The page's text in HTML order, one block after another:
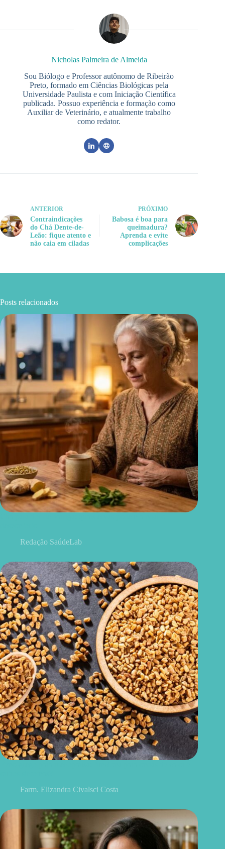
Nicholas Palmeira de Almeida
Sou Biólogo e Professor autônomo de Ribeirão
Preto, formado em Ciências Biológicas pela
Universidade Paulista e com Iniciação Científica
publicada. Possuo experiência e formação como
Auxiliar de Veterinário, e atualmente trabalho
como redator.
ANTERIOR
Contraindicações
do Chá Dente-de-
Leão: fique atento e
não caia em ciladas
PRÓXIMO
Babosa é boa para
queimadura?
Aprenda e evite
complicações
Posts relacionados
Redação SaúdeLab
Farm. Elizandra Civalsci Costa